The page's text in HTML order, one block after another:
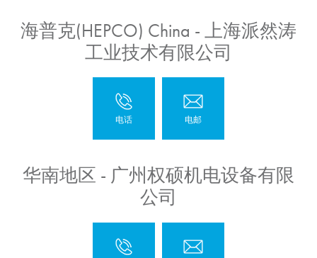
海普克(HEPCO) China - 上海派然涛
工业技术有限公司
华南地区 - 广州权硕机电设备有限
公司